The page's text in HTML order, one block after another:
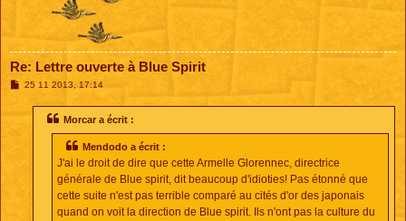
Re: Lettre ouverte à Blue Spirit
M25 11 2013, 17:14
Morcar a écrit :
Mendodo a écrit :
J'ai le droit de dire que cette Armelle Glorennec, directrice
générale de Blue spirit, dit beaucoup d'idioties! Pas étonné que
cette suite n'est pas terrible comparé au cités d'or des japonais
quand on voit la direction de Blue spirit. Ils n'ont pas la culture du